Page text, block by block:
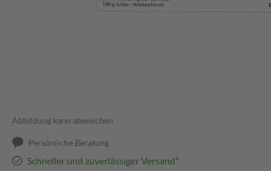
Abbildung kann abweichen
Persönliche Beratung
Schneller und zuverlässiger Versand³